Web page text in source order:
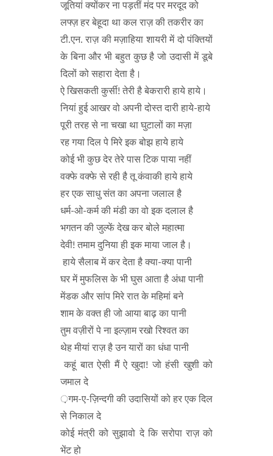
जूतियां क्योंकर ना पड़तीं मंद पर मरदूद को
लफ्ज़ हर बेहूदा था कल राज़ की तकरीर का
टी.एन. राज़ की मज़ाहिया शायरी में दो पंक्तियों
के बिना और भी बहुत कुछ है जो उदासी में डूबे
दिलों को सहारा देता है।
ऐ खिसकती कुर्सी! तेरी है बेकरारी हाये हाये।
नियां हुई आखर वो अपनी दोस्त दारी हाये-हाये
पूरी तरह से ना चखा था घुटालों का मज़ा
रह गया दिल पे मिरे इक बोझ हाये हाये
कोई भी कुछ देर तेरे पास टिक पाया नहीं
वक्फे वक्फे से रही है तू कंवाकी हाये हाये
हर एक साधु संत का अपना जलाल है
धर्म-ओ-कर्म की मंडी का वो इक दलाल है
भगतन की जुल्फें देख कर बोले महात्मा
देवी! तमाम दुनिया ही इक माया जाल है।
हाये सैलाब में कर देता है क्या-क्या पानी
घर में मुफलिस के भी घुस आता है अंधा पानी
मेंडक और सांप मिरे रात के महिमां बने
शाम के वक्त ही जो आया बाढ़ का पानी
तुम वज़ीरों पे ना इल्ज़ाम रखो रिश्वत का
थेह मीयां राज़ है उन यारों का धंधा पानी
कहूं बात ऐसी मैं ऐ खुदा! जो हंसी खुशी को
जमाल दे
़गम-ए-ज़िन्दगी की उदासियों को हर एक दिल
से निकाल दे
कोई मंत्री को सुझावो दे कि सरोपा राज़ को
भेंट हो